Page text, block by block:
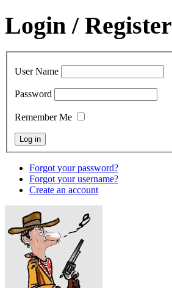
Login / Register
User Name
Password
Remember Me
Forgot your password?
Forgot your username?
Create an account